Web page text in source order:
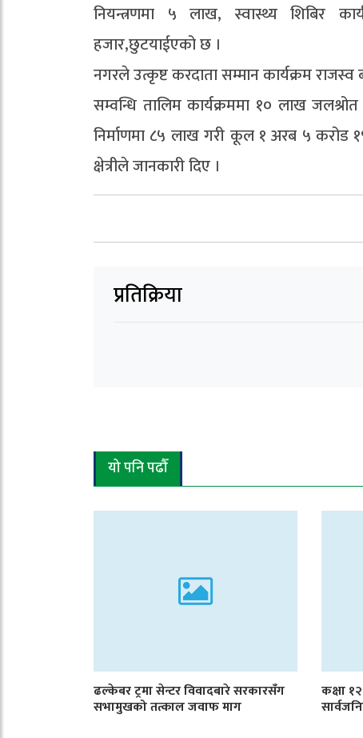
नियन्त्रणमा ५ लाख, स्वास्थ्य शिबिर
हजार,छुटयाईएको छ ।
नगरले उत्कृष्ट करदाता सम्मान कार्यक्रम
सम्वन्धि तालिम कार्यक्रममा १० लाख
निर्माणमा ८५ लाख गरी कूल १ अरब ५
क्षेत्रीले जानकारी दिए ।
प्रतिक्रिया
यो पनि पढौँ
ढल्केबर ट्रमा सेन्टर विवादबारे सरकारसँग
सभामुखको तत्काल जवाफ माग
कक्षा